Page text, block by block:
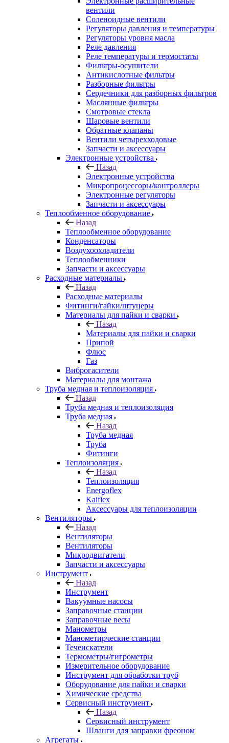
вентили
Соленоидные вентили
Регуляторы давления и температуры
Регуляторы уровня масла
Реле давления
Реле температуры и термостаты
Фильтры-осушители
Антикислотные фильтры
Разборные фильтры
Сердечники для разборных фильтров
Маслянные фильтры
Смотровые стекла
Шаровые вентили
Обратные клапаны
Вентили четырехходовые
Запчасти и аксессуары
Электронные устройства
Назад
Электронные устройства
Микропроцессоры/контроллеры
Электронные регуляторы
Запчасти и аксессуары
Теплообменное оборудование
Назад
Теплообменное оборудование
Конденсаторы
Воздухоохладители
Теплообменники
Запчасти и аксессуары
Расходные материалы
Назад
Расходные материалы
Фитинги/гайки/штуцеры
Материалы для пайки и сварки
Назад
Материалы для пайки и сварки
Припой
Флюс
Газ
Виброгасители
Материалы для монтажа
Труба медная и теплоизоляция
Назад
Труба медная и теплоизоляция
Труба медная
Назад
Труба медная
Труба
Фитинги
Теплоизоляция
Назад
Теплоизоляция
Energoflex
Kaiflex
Аксессуары для теплоизоляции
Вентиляторы
Назад
Вентиляторы
Вентиляторы
Микродвигатели
Запчасти и аксессуары
Инструмент
Назад
Инструмент
Вакуумные насосы
Заправочные станции
Заправочные весы
Манометры
Манометирческие станции
Течеискатели
Термометры/гигрометры
Измерительное оборудование
Инструмент для обработки труб
Оборудование для пайки и сварки
Химические средства
Сервисный инструмент
Назад
Сервисный инструмент
Шланги для заправки фреоном
Агрегаты